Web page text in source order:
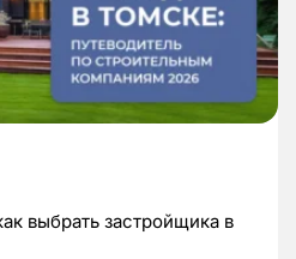
выбрать застройщика в